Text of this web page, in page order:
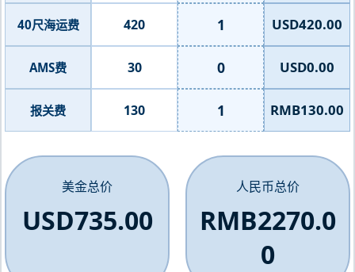
40尺海运费 420 1 USD420.00
AMS费 30 0 USD0.00
报关费 130 1 RMB130.00
美金总价
USD735.00
人民币总价
RMB2270.0
0